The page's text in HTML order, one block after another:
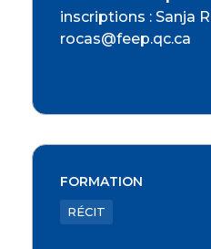
inscriptions : Sanja
rocas@feep.qc.ca
FORMATION
RÉCIT